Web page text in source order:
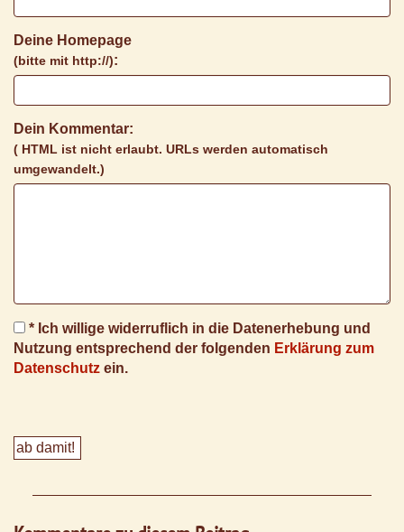
Deine Homepage
(bitte mit http://):
Dein Kommentar:
( HTML ist nicht erlaubt. URLs werden automatisch
umgewandelt.)
* Ich willige widerruflich in die Datenerhebung und
Nutzung entsprechend der folgenden Erklärung zum
Datenschutz ein.